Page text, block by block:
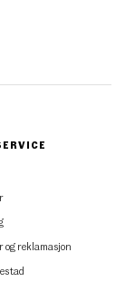
reklamasjon